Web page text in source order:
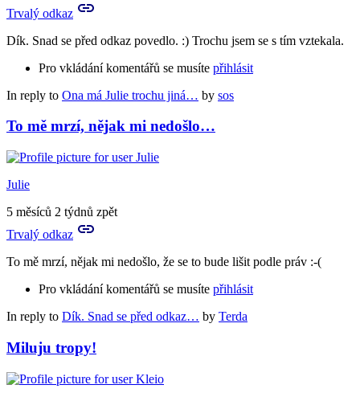
Trvalý odkaz
Dík. Snad se před odkaz povedlo. :) Trochu jsem se s tím vztekala.
Pro vkládání komentářů se musíte přihlásit
In reply to Ona má Julie trochu jiná… by sos
To mě mrzí, nějak mi nedošlo…
Julie
5 měsíců 2 týdnů zpět
Trvalý odkaz
To mě mrzí, nějak mi nedošlo, že se to bude lišit podle práv :-(
Pro vkládání komentářů se musíte přihlásit
In reply to Dík. Snad se před odkaz… by Terda
Miluju tropy!